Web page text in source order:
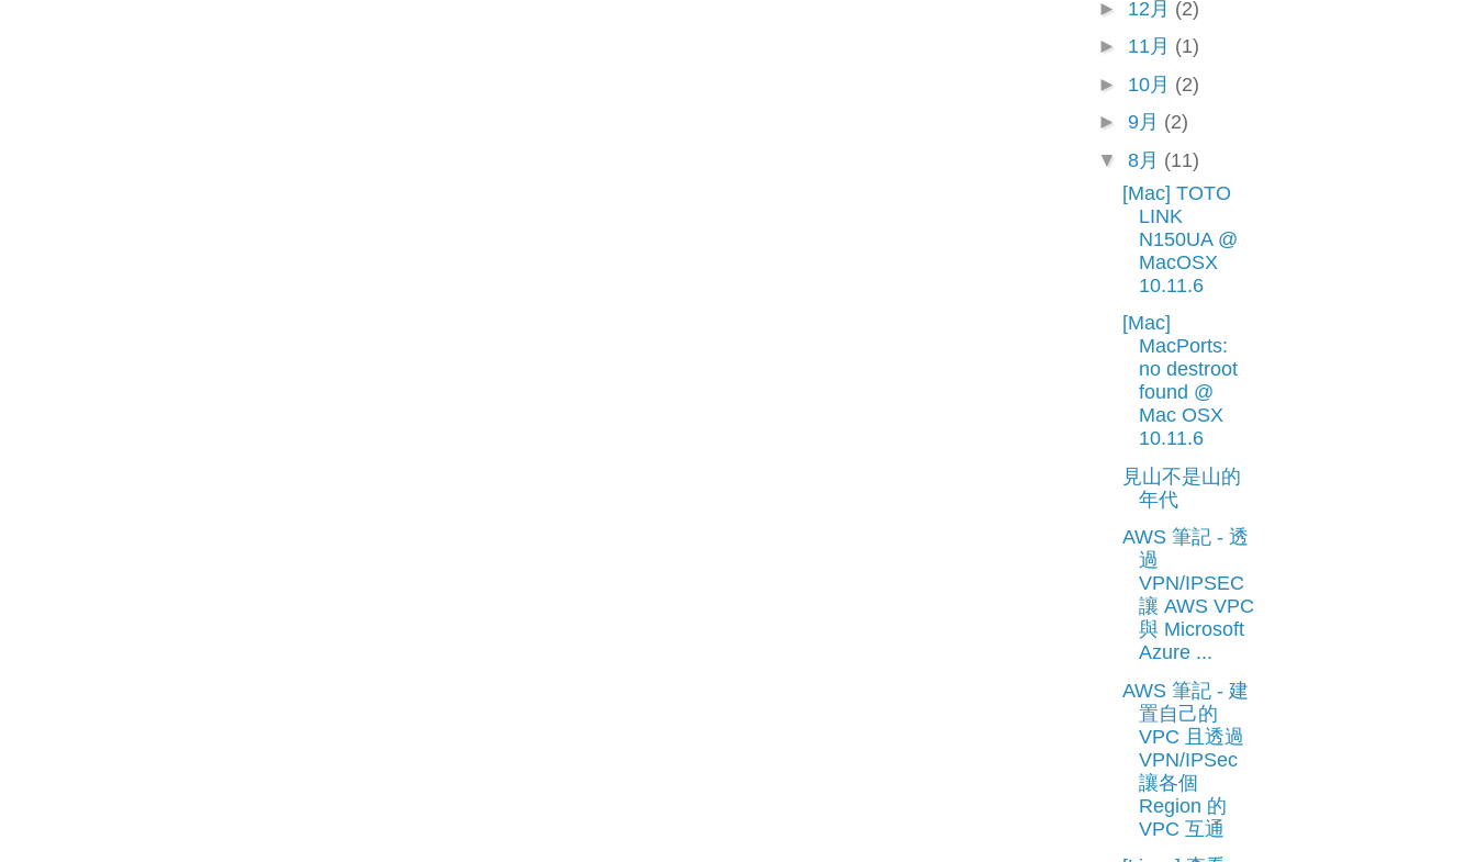
► 12月 (2)
► 11月 (1)
► 10月 (2)
► 9月 (2)
▼ 8月 (11)
[Mac] TOTO
LINK
N150UA @
MacOSX
10.11.6
[Mac]
MacPorts:
no destroot
found @
Mac OSX
10.11.6
見山不是山的
年代
AWS 筆記 - 透
過
VPN/IPSEC
讓 AWS VPC
與 Microsoft
Azure ...
AWS 筆記 - 建
置自己的
VPC 且透過
VPN/IPSec
讓各個
Region 的
VPC 互通